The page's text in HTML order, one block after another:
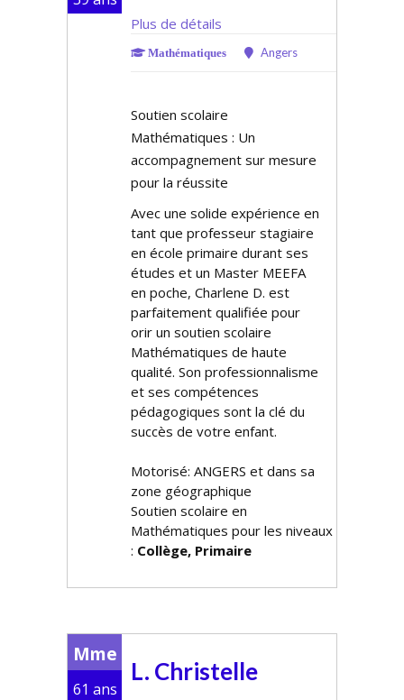
Plus de détails
Mathématiques Angers
Soutien scolaire
Mathématiques : Un
accompagnement sur mesure
pour la réussite
Avec une solide expérience en
tant que professeur stagiaire
en école primaire durant ses
études et un Master MEEFA
en poche, Charlene D. est
parfaitement qualifiée pour
offrir un soutien scolaire
Mathématiques de haute
qualité. Son professionnalisme
et ses compétences
pédagogiques sont la clé du
succès de votre enfant.
Motorisé: ANGERS et dans sa
zone géographique
Soutien scolaire en
Mathématiques pour les niveaux
: Collège, Primaire
Mme
61 ans
L. Christelle